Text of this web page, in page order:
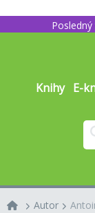
Knihy E-
Autor